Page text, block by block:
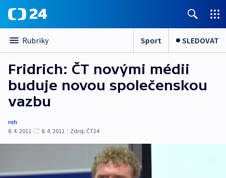
Rubriky Sport SLEDOVAT
Fridrich: ČT novými médii
buduje novou společenskou
vazbu
roh
8. 4. 2011
8. 4. 2011 | Zdroj: ČT24